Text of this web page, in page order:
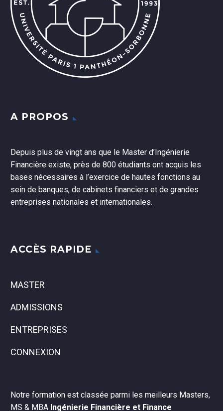
A PROPOS
Depuis plus de vingt ans que le Master d’Ingénierie
Financière existe, près de 800 étudiants ont acquis les
bases nécessaires à l’exercice de hautes fonctions au
sein de banques, de cabinets financiers et de grandes
entreprises nationales et internationales.
ACCÈS RAPIDE
MASTER
ADMISSIONS
ENTREPRISES
CONNEXION
Notre formation est classée parmi les meilleurs Masters,
MS & MBA Ingénierie Financière et Finance